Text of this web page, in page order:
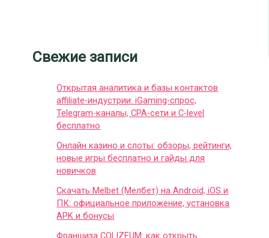
Свежие записи
Открытая аналитика и базы контактов
affiliate-индустрии: iGaming-спрос,
Telegram-каналы, CPA-сети и C-level
бесплатно
Онлайн казино и слоты: обзоры, рейтинги,
новые игры бесплатно и гайды для
новичков
Скачать Melbet (Мелбет) на Android, iOS и
ПК: официальное приложение, установка
APK и бонусы
Франшиза COLIZEUM: как открыть